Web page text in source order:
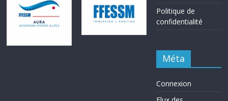
Politique de
confidentialité
Méta
Connexion